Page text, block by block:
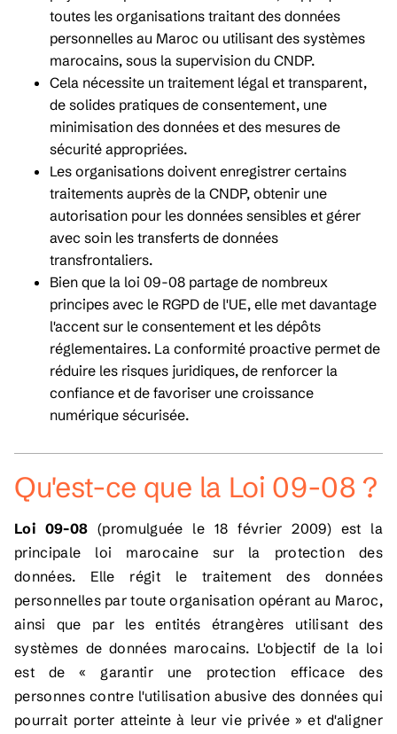
toutes les organisations traitant des données
personnelles au Maroc ou utilisant des systèmes
marocains, sous la supervision du CNDP.
Cela nécessite un traitement légal et transparent,
de solides pratiques de consentement, une
minimisation des données et des mesures de
sécurité appropriées.
Les organisations doivent enregistrer certains
traitements auprès de la CNDP, obtenir une
autorisation pour les données sensibles et gérer
avec soin les transferts de données
transfrontaliers.
Bien que la loi 09-08 partage de nombreux
principes avec le RGPD de l'UE, elle met davantage
l'accent sur le consentement et les dépôts
réglementaires. La conformité proactive permet de
réduire les risques juridiques, de renforcer la
confiance et de favoriser une croissance
numérique sécurisée.
Qu'est-ce que la Loi 09-08 ?
Loi 09-08 (promulguée le 18 février 2009) est la
principale loi marocaine sur la protection des
données. Elle régit le traitement des données
personnelles par toute organisation opérant au Maroc,
ainsi que par les entités étrangères utilisant des
systèmes de données marocains. L'objectif de la loi
est de « garantir une protection efficace des
personnes contre l'utilisation abusive des données qui
pourrait porter atteinte à leur vie privée » et d'aligner